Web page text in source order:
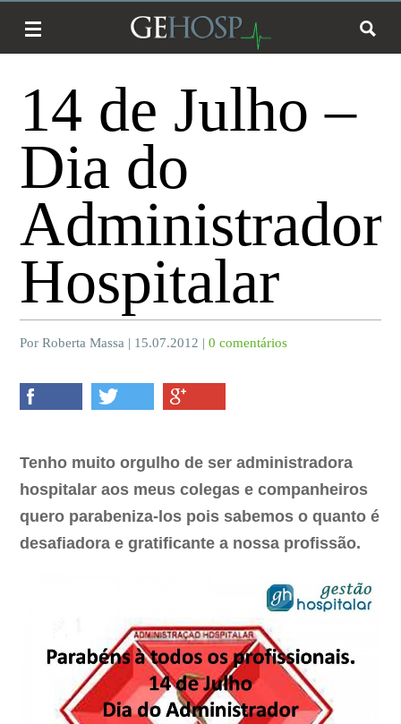
Promoção
14 de Julho –
Dia do
Administrador
Hospitalar
Por Roberta Massa | 15.07.2012 |0 comentários
Tenho muito orgulho de ser administradora
hospitalar aos meus colegas e companheiros
quero parabeniza-los pois sabemos o quanto é
desafiadora e gratificante a nossa profissão.